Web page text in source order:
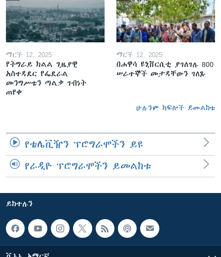
ማርች 12, 2025
የትግራይ ክልል ጊዜያዊ
አስተዳደር የፌደራል
መንግሥቱን ጣልቃ ገብነት
ጠየቀ
ማርች 12, 2025
በሐዋሳ ዩኒቨርሲቲ ያገለገሉ 800
ሠራተኞች መታዳቸውን ገለጹ
ሁሉንም ክፍሎች ይመልከቱ
የቴሌቪዥን ፕሮግራሞችን ይዩ
የራዲዮ ፕሮግራሞችን ይመልከቱ
ይከተሉን